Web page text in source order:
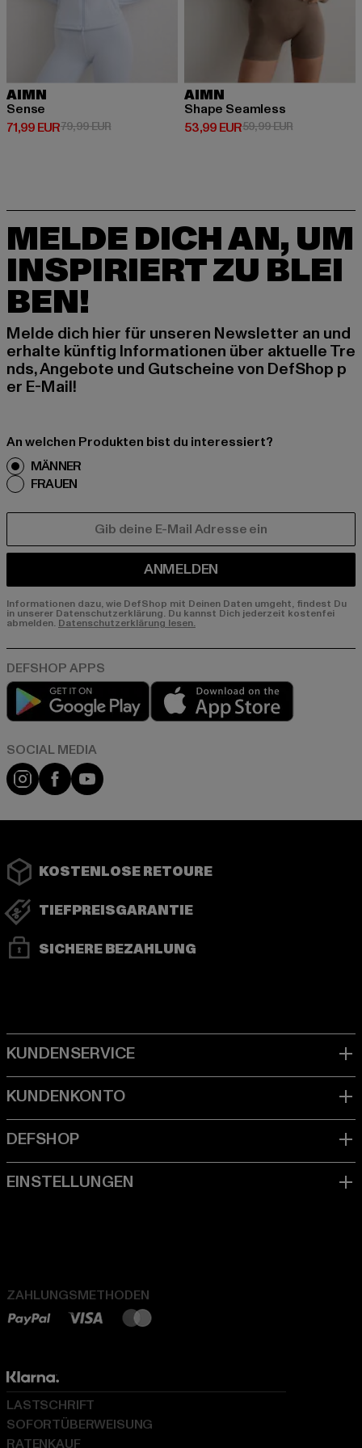
AIMN
Sense
71,99 EUR
Derzeitiger Preis: 71,99 EUR
79,99 EURAktionspreis: 79,99 EUR
AIMN
Shape Seamless
53,99 EUR
Derzeitiger Preis: 53,99 EUR
59,99 EURAktionspreis:
MELDE DICH AN, UM
INSPIRIERT ZU BLEI
BEN!
Melde dich hier für unseren Newsletter an und
erhalte künftig Informationen über aktuelle Tre
nds, Angebote und Gutscheine von DefShop p
er E-Mail!
An welchen Produkten bist du interessiert?
MÄNNER
FRAUEN
ANMELDEN
Informationen dazu, wie DefShop mit Deinen Daten umgeht, findest Du
in unserer Datenschutzerklärung. Du kannst Dich jederzeit kostenfei
abmelden. Datenschutzerklärung lesen.
Play market
Instagram
FacebookYouTube
KOSTENLOSE RETOURE
TIEFPREISGARANTIE
SICHERE BEZAHLUNG
ZAHLUNGSMETHODEN
LASTSCHRIFT
SOFORTÜBERWEISUNG
RATENKAUF